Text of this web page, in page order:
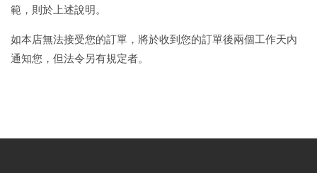
範，則於上述說明。
如本店無法接受您的訂單，將於收到您的訂單後兩個工作天內
通知您，但法令另有規定者。